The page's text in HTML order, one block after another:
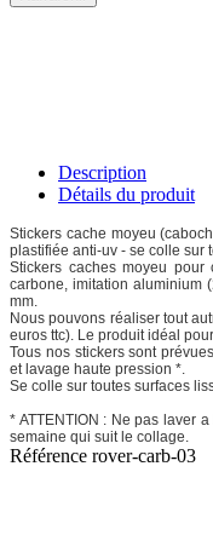
Description
Détails du produit
Stickers cache moyeu
plastifiée anti-uv - se colle sur
Stickers caches moyeu pour
carbone, imitation aluminium (
mm.
Nous pouvons réaliser tout
euros ttc). Le produit idéal
Tous nos stickers sont
et lavage haute pression *.
Se colle sur toutes surfaces
* ATTENTION : Ne pas laver
semaine qui suit le collage.
Référence rover-carb-03